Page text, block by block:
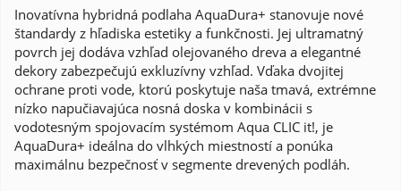
Inovatívna hybridná podlaha AquaDura+ stanovuje nové
štandardy z hľadiska estetiky a funkčnosti. Jej ultramatný
povrch jej dodáva vzhľad olejovaného dreva a elegantné
dekory zabezpečujú exkluzívny vzhľad. Vďaka dvojitej
ochrane proti vode, ktorú poskytuje naša tmavá, extrémne
nízko napučiavajúca nosná doska v kombinácii s
vodotesným spojovacím systémom Aqua CLIC it!, je
AquaDura+ ideálna do vlhkých miestností a ponúka
maximálnu bezpečnosť v segmente drevených podláh.